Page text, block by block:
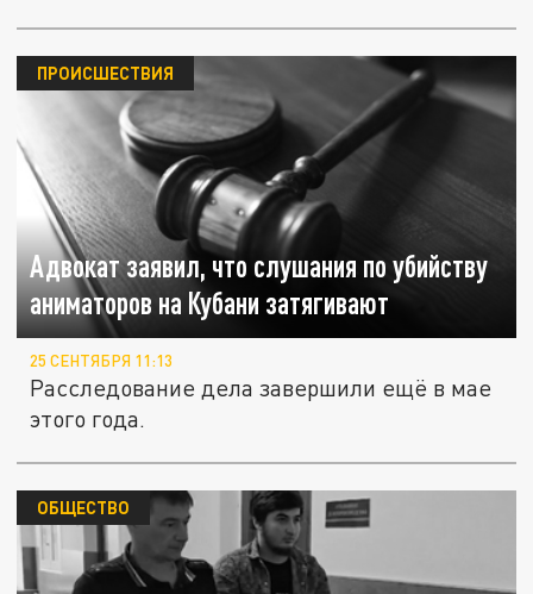
Адвокат заявил, что слушания по убийству
аниматоров на Кубани затягивают
ПРОИСШЕСТВИЯ
25 СЕНТЯБРЯ 11:13
Расследование дела завершили ещё в мае
этого года.
ОБЩЕСТВО